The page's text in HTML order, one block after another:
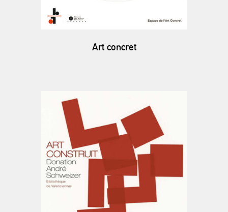
Art concret